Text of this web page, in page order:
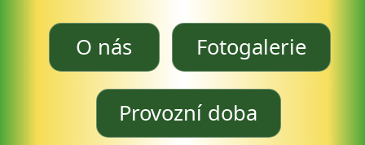
O nás Fotogalerie
Provozní doba